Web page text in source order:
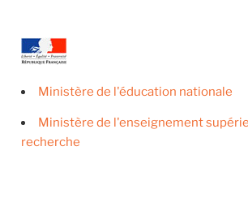
Ministère de l'éducation nationale
Ministère de l'enseignement
recherche